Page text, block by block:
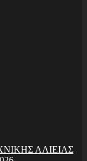
ΑΛΙΕΙΑΣ